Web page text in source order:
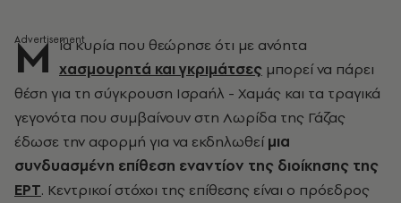
Μ ία κυρία που θεώρησε ότι με ανόητα
χασμουρητά και γκριμάτσες μπορεί να πάρει
θέση για τη σύγκρουση Ισραήλ - Χαμάς και τα τραγικά
γεγονότα που συμβαίνουν στη Λωρίδα της Γάζας
έδωσε την αφορμή για να εκδηλωθείμια
συνδυασμένη επίθεση εναντίον της διοίκησης της
ΕΡΤ. Κεντρικοί στόχοι της επίθεσης είναι ο πρόεδρος